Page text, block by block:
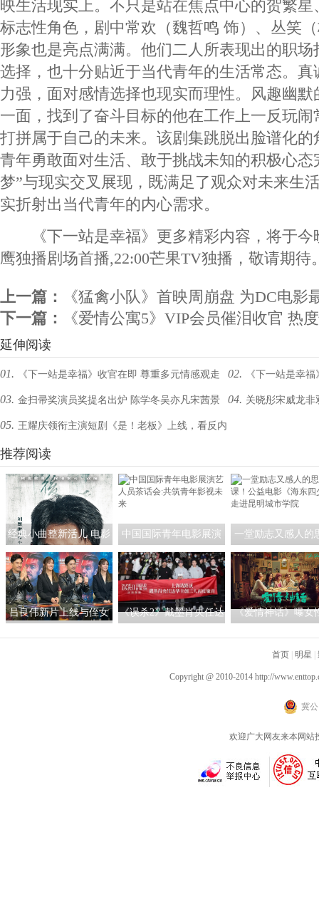
映生活现实上。不只是站在焦点中心的贺繁
标志性角色，剧中常欢（魏哲鸣 饰）、丛笑
形象也是亮点满满。他们二人所表现出的职
选择，也十分贴近于当代青年的生活常态。
力强，面对感情选择也现实而理性。风趣幽
一面，找到了奋斗目标的他在工作上一反玩
打拼属于自己的未来。该剧集跳脱出脸谱化
青年勇敢面对生活、敢于挑战未知的积极心态
梦”与现实交叉展现，既满足了观众对未来生
实折射出当代青年的内心需求。
《下一站是幸福》更多精彩内容，将于今
鹰独播剧场首播,22:00芒果TV独播，敬请期待
上一篇：
《猛禽小队》首映周崩盘 为DC电影
下一篇：
《爱情公寓5》VIP会员催泪收官 热
延伸阅读
01. 《下一站是幸福》收官在即 尊重多元情感观走
出困惑不忘初心
02. 《下一站是幸
是她
03. 金扫帚奖演员奖提名出炉 陈学冬吴亦凡宋茜景
甜影帝影后争夺白热化
04. 关晓彤宋威龙
05. 王耀庆领衔主演短剧《是！老板》上线，看反内
卷达人如何整顿职场
推荐阅读
经典小曲整新活儿 电影
《探清水河：重生》角
色海报暗藏时间迷局
中国国际青年电影展演
艺人员茶话会:共筑青年
影视未来
一堂励志又感人的
课！公益电影《海
少》走进昆明城市
吕良伟新片上线与侄女
《误杀2》戴墨肖央任达
冬
《爱情神话》曝女
同盟
首页 明星
Copyright @ 2010-2014 http://
冀公
欢迎广大网友来本网站